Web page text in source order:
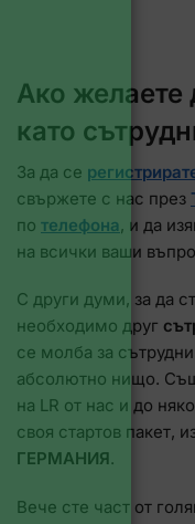
Ако желаете
като
За да се
свържете с нас през
по телефона, и да
на всички ваши
С други думи, за да
необходимо друг
се молба за
абсолютно нищо.
на LR от нас и до
своя стартов пакет,
ГЕРМАНИЯ.
Вече сте част от